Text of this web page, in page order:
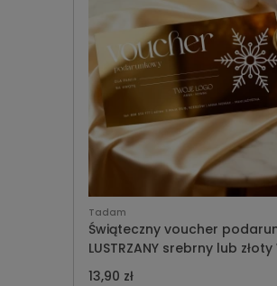
Tadam
Świąteczny voucher
LUSTRZANY srebrny lub złoty WZÓR
949
13,90 zł